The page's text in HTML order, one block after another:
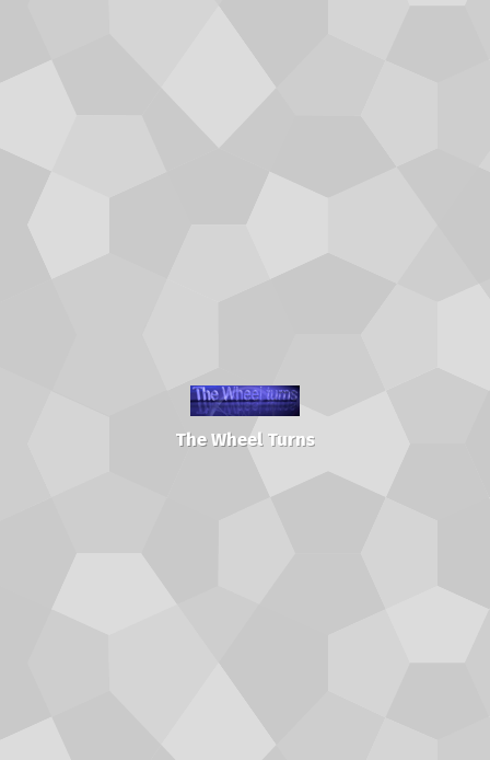
The Wheel Turns